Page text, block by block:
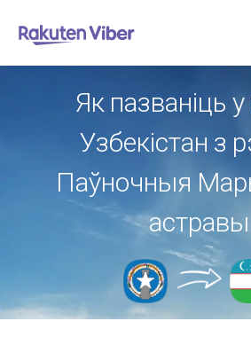
Як пазваніць у
Узбекістан з
Паўночныя
астравы